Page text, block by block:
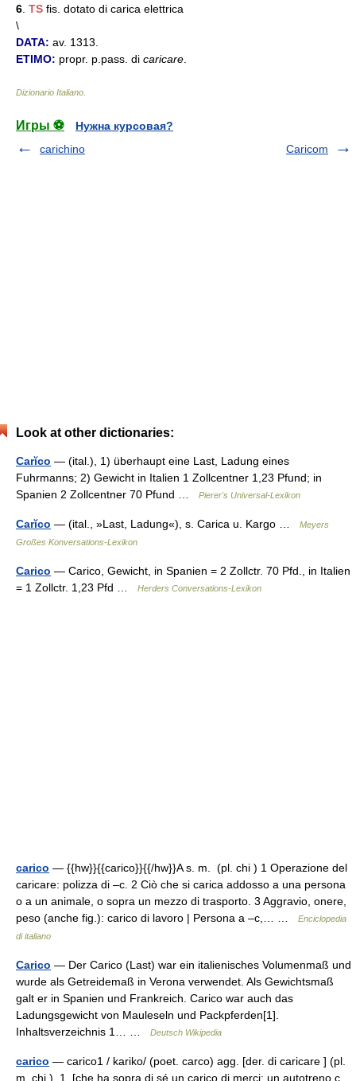
6 TS fis. dotato di carica elettrica
\
DATA: av. 1313.
ETIMO: propr. p.pass. di caricare
Dizionario Italiano
Игры ⚽
Нужна курсовая?
carichino
Caricom
Look at other dictionaries:
Carĭco — (ital.), 1) überhaupt eine Last, Ladung eines
Fuhrmanns; 2) Gewicht in Italien 1 Zollcentner 1,23 Pfund; in
Spanien 2 Zollcentner 70 Pfund …
Pierer's Universal-Lexikon
Carĭco — (ital., »Last, Ladung«), s. Carica u. Kargo …
Meyers
Großes Konversations-Lexikon
Carico — Carico, Gewicht, in Spanien = 2 Zollctr. 70 Pfd., in Italien
= 1 Zollctr. 1,23 Pfd …
Herders Conversations-Lexikon
carico — {{hw}}{{carico}}{{/hw}}A s. m. (pl. chi ) 1 Operazione del
caricare: polizza di –c. 2 Ciò che si carica addosso a una persona
o a un animale, o sopra un mezzo di trasporto. 3 Aggravio, onere,
peso (anche fig.): carico di lavoro | Persona a –c,… …
Enciclopedia
di italiano
Carico — Der Carico (Last) war ein italienisches Volumenmaß und
wurde als Getreidemaß in Verona verwendet. Als Gewichtsmaß
galt er in Spanien und Frankreich. Carico war auch das
Ladungsgewicht von Mauleseln und Packpferden[1].
Inhaltsverzeichnis 1… …
Deutsch Wikipedia
carico — carico1 / kariko/ (poet. carco) agg. [der. di caricare ] (pl.
m. chi ). 1. [che ha sopra di sé un carico di merci: un autotreno c.